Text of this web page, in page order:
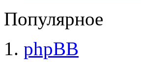
Популярное
phpBB